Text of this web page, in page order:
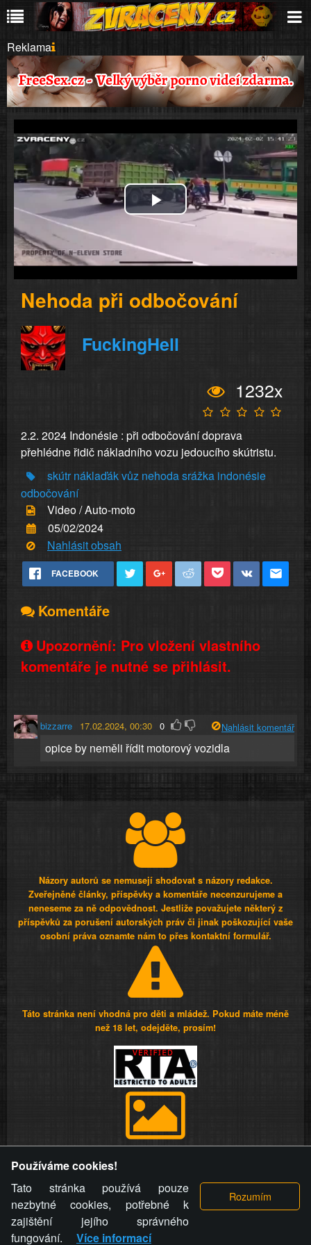
Reklama
Play
Nehoda při odbočování
FuckingHell
1232x
2.2. 2024 Indonésie : při odbočování doprava
přehlédne řidič nákladního vozu jedoucího skútristu.
skútr náklaďákvůz nehodasrážka indonésie
odbočování
Video / Auto-moto
05/02/2024
Nahlásit obsah
FACEBOOK
Komentáře
Upozornění: Pro vložení vlastního
komentáře je nutné se přihlásit.
bizzarre 17.02.2024, 00:30 0 Nahlásit komentář
opice by neměli řídit motorový vozidla
Názory autorů se nemusejí shodovat s názory redakce.
Zveřejněné články, příspěvky a komentáře necenzurujeme a
neneseme za ně odpovědnost. Jestliže považujete některý z
příspěvků za porušení autorských práv či jinak poškozující vaše
osobní práva oznamte nám to přes kontaktní formulář.
Táto stránka není vhodná pro děti a mládež. Pokud máte méně
než 18 let, odejděte, prosím!
videa a komentáře. Osoba, které se toto opatření provozovatele
stránky týče, ani osoba, která umístila fotografii nebo video na
stránku, nemůže z důvodu odstranění fotografie, videa nebo
komentáře pro výše uvedenou okolnost uplatnit vůči
provozovateli stránky žádný nárok na náhradu škody nebo
nemajetkové újmy.
Používáme cookies!
Tato stránka používá pouze
nezbytné cookies, potřebné k
zajištění jejího správného
fungování.
Více informací